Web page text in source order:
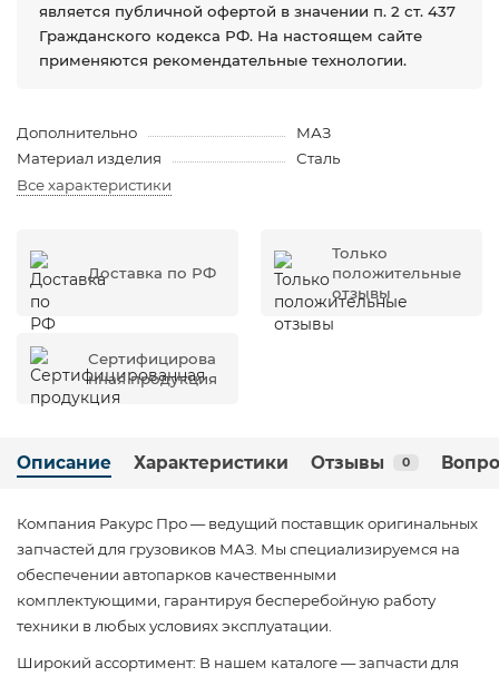
является публичной офертой в значении п. 2 ст. 437
Гражданского кодекса РФ. На настоящем сайте
применяются рекомендательные технологии.
Дополнительно
МАЗ
Материал изделия
Сталь
Все характеристики
Доставка по РФ
Только
положительные
отзывы
Сертифицирова
нная продукция
Описание Характеристики Отзывы 0
Компания Ракурс Про — ведущий поставщик оригинальных
запчастей для грузовиков МАЗ. Мы специализируемся на
обеспечении автопарков качественными
комплектующими, гарантируя бесперебойную работу
техники в любых условиях эксплуатации.
Широкий ассортимент: В нашем каталоге — запчасти для